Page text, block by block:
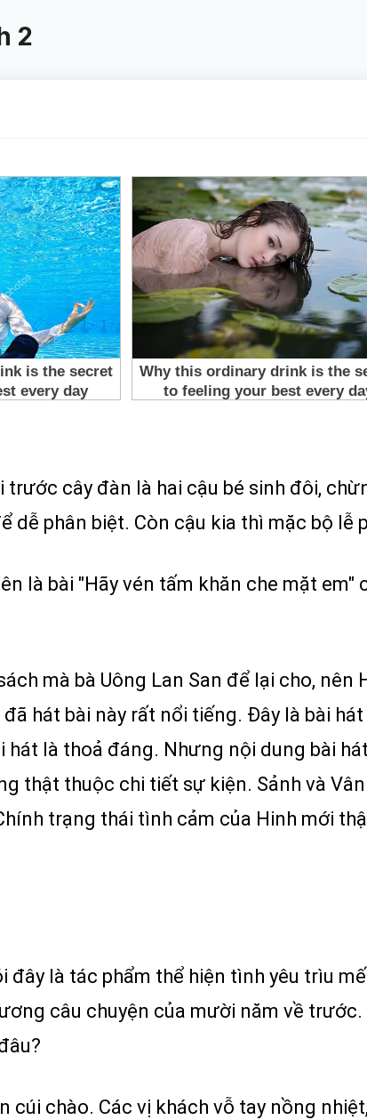
2
cây đàn là hai cậu bé sinh đôi,
dễ phân biệt. Còn cậu kia thì mặc bộ lễ
là bài "Hãy vén tấm khăn che mặt em"
mà bà Uông Lan San để lại cho,
hát bài này rất nổi tiếng. Đây là bài
hát là thoả đáng. Nhưng nội dung bài
thật thuộc chi tiết sự kiện. Sảnh và
trạng thái tình cảm của Hinh mới
là tác phẩm thể hiện tình yêu trìu
câu chuyện của mười năm về
chào. Các vị khách vỗ tay nồng